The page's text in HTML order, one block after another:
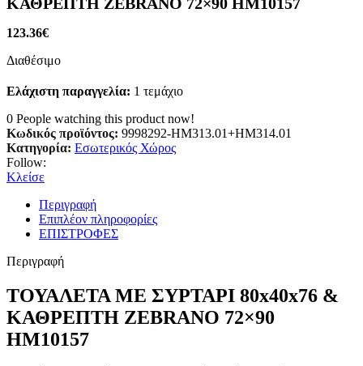
123.36€
Διαθέσιμο
Ελάχιστη παραγγελία: 1 τεμάχιο
0 People watching this product now!
Κωδικός προϊόντος: 9998292-HM313.01+HM314.01
Κατηγορία: Εσωτερικός Χώρος
Follow:
Κλείσε
Περιγραφή
Επιπλέον πληροφορίες
ΕΠΙΣΤΡΟΦΕΣ
Περιγραφή
ΤΟΥΑΛΕΤΑ ΜΕ ΣΥΡΤΑΡΙ 80x40x76 &
ΚΑΘΡΕΠΤΗ ZEBRANO 72×90
HM10157